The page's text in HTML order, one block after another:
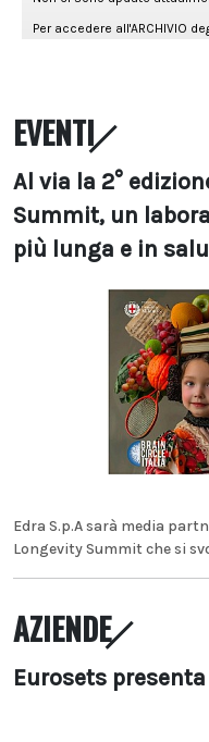
EVENTI
Al via la 2°
Summit, un
più lunga e in
Edra S.p.A sarà media
Longevity Summit che si
AZIENDE
Eurosets